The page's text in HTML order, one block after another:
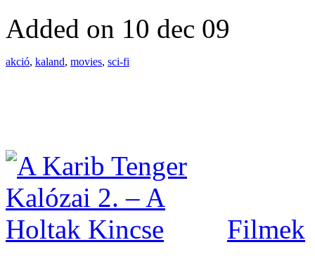
Added on 10 dec 09
akció, kaland, movies, sci-fi
Filmek